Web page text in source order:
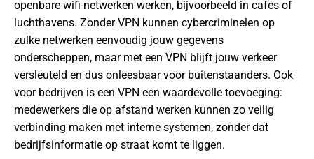
openbare wifi-netwerken werken, bijvoorbeeld in cafés of
luchthavens. Zonder VPN kunnen cybercriminelen op
zulke netwerken eenvoudig jouw gegevens
onderscheppen, maar met een VPN blijft jouw verkeer
versleuteld en dus onleesbaar voor buitenstaanders. Ook
voor bedrijven is een VPN een waardevolle toevoeging:
medewerkers die op afstand werken kunnen zo veilig
verbinding maken met interne systemen, zonder dat
bedrijfsinformatie op straat komt te liggen.